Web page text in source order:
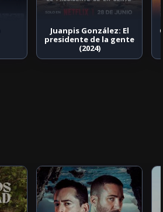
Juanpis González: El
presidente de la gente
(2024)